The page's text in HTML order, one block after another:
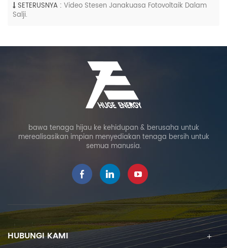
SETERUSNYA : Video Stesen Janakuasa Fotovoltaik Dalam
Salji.
bawa tenaga hijau ke kehidupan & berusaha untuk
merealisasikan impian menyediakan tenaga bersih untuk
semua manusia.
HUBUNGI KAMI